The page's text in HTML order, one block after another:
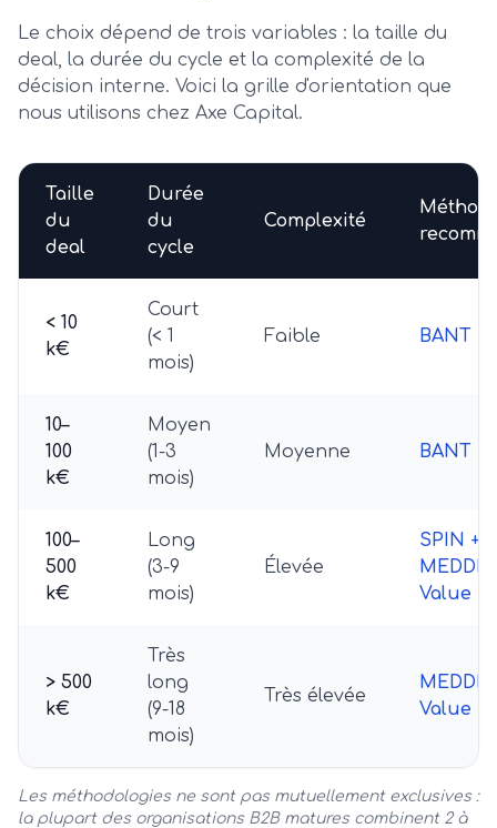
Le choix dépend de trois variables : la taille du
deal, la durée du cycle et la complexité de la
décision interne. Voici la grille d'orientation que
nous utilisons chez Axe Capital.
Taille
du
deal
Durée
du
cycle
Complexité
< 10
k€
Court
(< 1
mois)
Faible BANT
10–
100
k€
Moyen
(1-3
mois)
Moyenne BANT +
100–
500
k€
Long
(3-9
mois)
Élevée
SPIN +
Value
> 500
k€
Très
long
(9-18
mois)
Très élevée
Value
Les méthodologies ne sont pas mutuellement exclusives :
la plupart des organisations B2B matures combinent 2 à